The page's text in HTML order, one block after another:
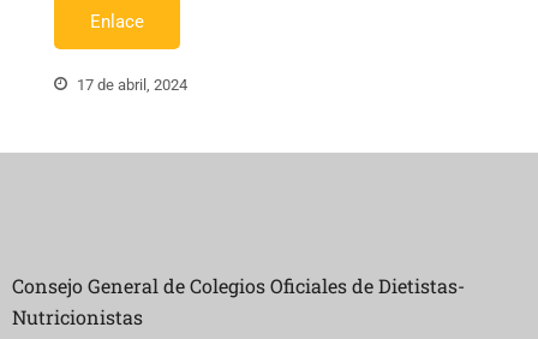
Enlace
17 de abril, 2024
Consejo General de Colegios Oficiales de Dietistas-
Nutricionistas